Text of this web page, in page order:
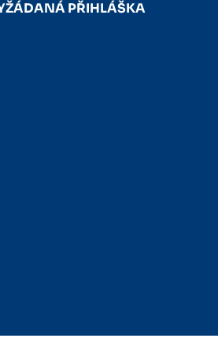
PŘIHLÁŠKA